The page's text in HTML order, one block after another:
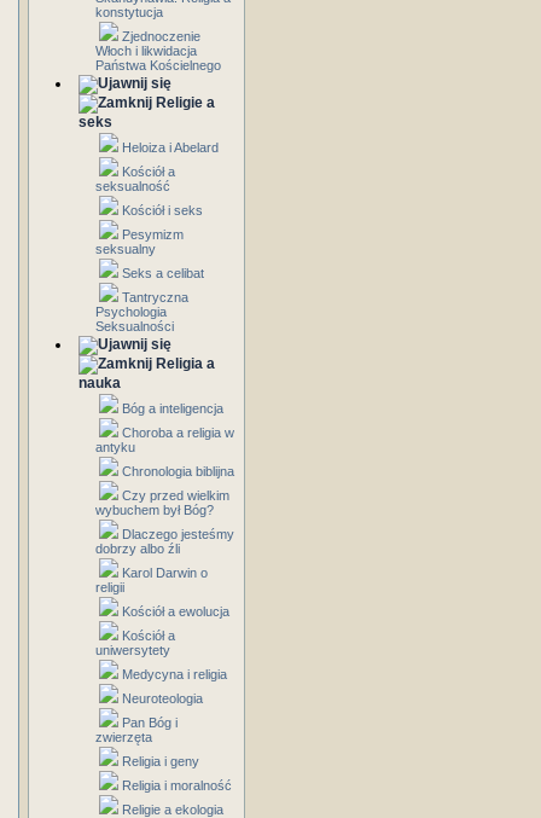
konstytucja
Zjednoczenie
Włoch i likwidacja
Państwa Kościelnego
Religie a
seks
Heloiza i Abelard
Kościół a
seksualność
Kościół i seks
Pesymizm
seksualny
Seks a celibat
Tantryczna
Psychologia
Seksualności
Religia a
nauka
Bóg a inteligencja
Choroba a religia w
antyku
Chronologia biblijna
Czy przed wielkim
wybuchem był Bóg?
Dlaczego jesteśmy
dobrzy albo źli
Karol Darwin o
religii
Kościół a ewolucja
Kościół a
uniwersytety
Medycyna i religia
Neuroteologia
Pan Bóg i
zwierzęta
Religia i geny
Religia i moralność
Religie a ekologia